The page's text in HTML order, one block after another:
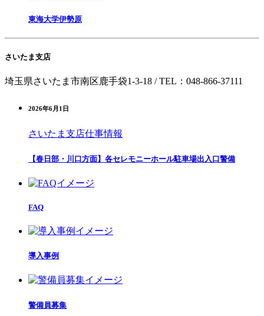
東海大学伊勢原
さいたま支店
埼玉県さいたま市南区鹿手袋1-3-18 /TEL：048-866-37111
2026年6月1日
さいたま支店仕事情報
【春日部・川口方面】各セレモニーホール駐車場出入口警備
FAQ
導入事例
警備員募集